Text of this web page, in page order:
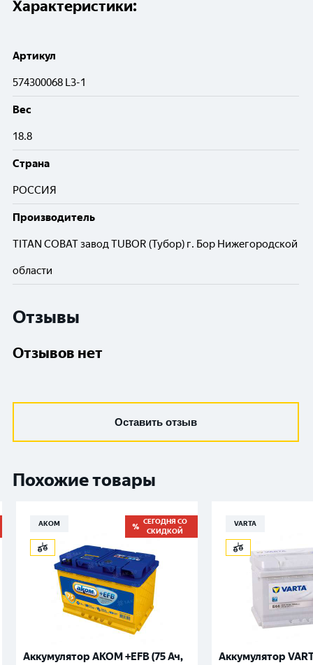
Характеристики:
Артикул
574300068 L3-1
Вес
18.8
Cтрана
РОССИЯ
Производитель
TITAN COBAT завод TUBOR (Тубор) г. Бор Нижегородской
области
Отзывы
Отзывов нет
Оставить отзыв
Похожие товары
АКОМ
СЕГОДНЯ СО
СКИДКОЙ
Аккумулятор AKOM +EFB (75 Ач,
VARTA
Аккумулятор